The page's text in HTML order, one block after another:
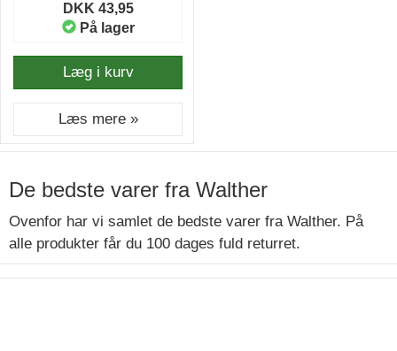
DKK 43,95
På lager
Læg i kurv
Læs mere »
De bedste varer fra Walther
Ovenfor har vi samlet de bedste varer fra Walther. På
alle produkter får du 100 dages fuld returret.